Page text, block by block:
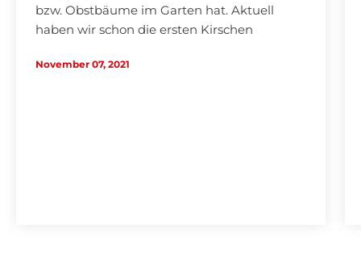
bzw. Obstbäume im Garten hat. Aktuell
haben wir schon die ersten Kirschen
(Aprikosen)…
November 07, 2021